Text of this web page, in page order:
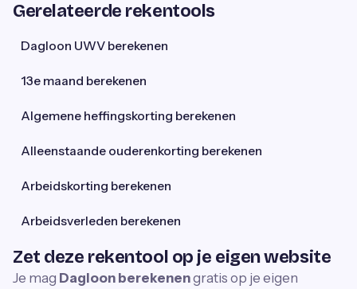
Gerelateerde rekentools
Dagloon UWV berekenen
13e maand berekenen
Algemene heffingskorting berekenen
Alleenstaande ouderenkorting berekenen
Arbeidskorting berekenen
Arbeidsverleden berekenen
Zet deze rekentool op je eigen website
Je mag Dagloon berekenengratis op je eigen